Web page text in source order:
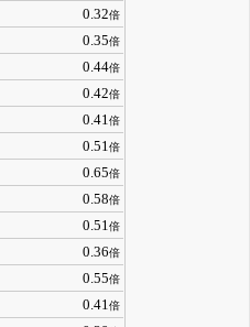
0.32倍
0.35倍
0.44倍
0.42倍
0.41倍
0.51倍
0.65倍
0.58倍
0.51倍
0.36倍
0.55倍
0.41倍